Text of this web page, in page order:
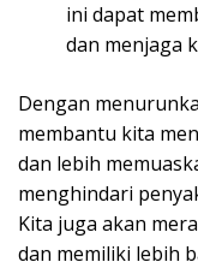
ini dapat
dan menjaga
Dengan
membantu kita
dan lebih
menghindari
Kita juga akan
dan memiliki lebih